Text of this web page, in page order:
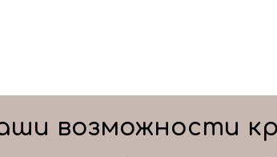
возможности